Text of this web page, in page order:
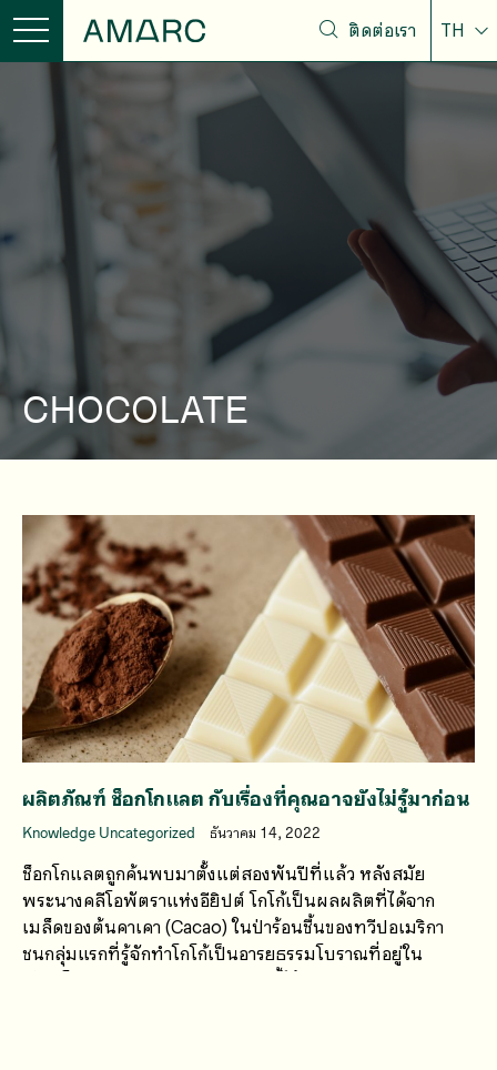
ติดต่อเรา TH
CHOCOLATE
ผลิตภัณฑ์ ช็อกโกแลต กับเรื่องที่คุณอาจยังไม่รู้มาก่อน
Knowledge Uncategorized ธันวาคม 14, 2022
ช็อกโกแลตถูกค้นพบมาตั้งแต่สองพันปีที่แล้ว หลังสมัย
พระนางคลีโอพัตราแห่งอียิปต์ โกโก้เป็นผลผลิตที่ได้จาก
เมล็ดของต้นคาเคา (Cacao) ในป่าร้อนชื้นของทวีปอเมริกา
ชนกลุ่มแรกที่รู้จักทำโกโก้เป็นอารยธรรมโบราณที่อยู่ใน
เม็กซิโก และอเมริกากลาง ชนกลุ่มนี้ได้แก่ชาวมายาและชาว